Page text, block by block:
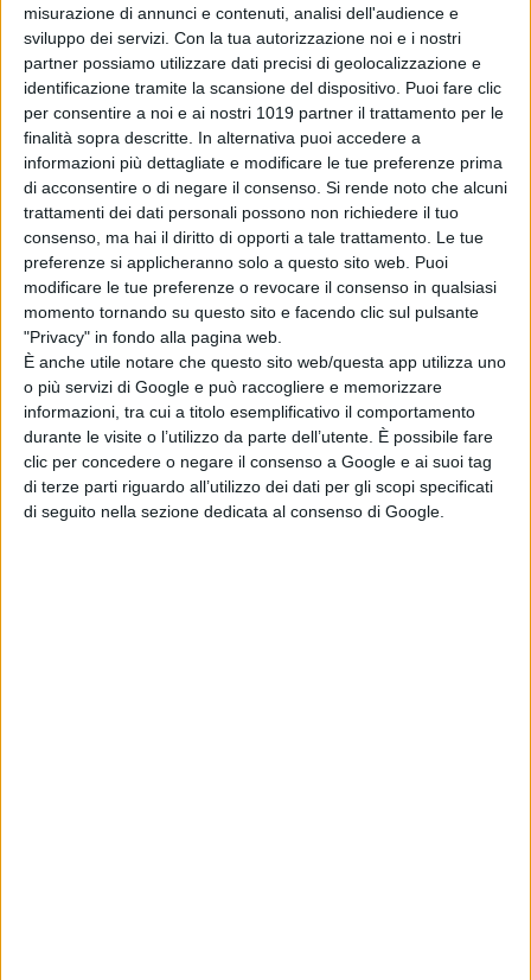
misurazione di annunci e contenuti, analisi dell'audience e
sviluppo dei servizi. Con la tua autorizzazione noi e i nostri
partner possiamo utilizzare dati precisi di geolocalizzazione e
identificazione tramite la scansione del dispositivo. Puoi fare clic
per consentire a noi e ai nostri 1019 partner il trattamento per le
finalità sopra descritte. In alternativa puoi accedere a
informazioni più dettagliate e modificare le tue preferenze prima
di acconsentire o di negare il consenso. Si rende noto che alcuni
trattamenti dei dati personali possono non richiedere il tuo
consenso, ma hai il diritto di opporti a tale trattamento. Le tue
preferenze si applicheranno solo a questo sito web. Puoi
modificare le tue preferenze o revocare il consenso in qualsiasi
momento tornando su questo sito e facendo clic sul pulsante
"Privacy" in fondo alla pagina web.
È anche utile notare che questo sito web/questa app utilizza uno
o più servizi di Google e può raccogliere e memorizzare
informazioni, tra cui a titolo esemplificativo il comportamento
durante le visite o l’utilizzo da parte dell’utente. È possibile fare
clic per concedere o negare il consenso a Google e ai suoi tag
di terze parti riguardo all’utilizzo dei dati per gli scopi specificati
di seguito nella sezione dedicata al consenso di Google.
Chi siamoContattiPrivacy PolicyCookie Policy
Emanuela Giuliani CFGLNMNL77T43L639Disclaimer